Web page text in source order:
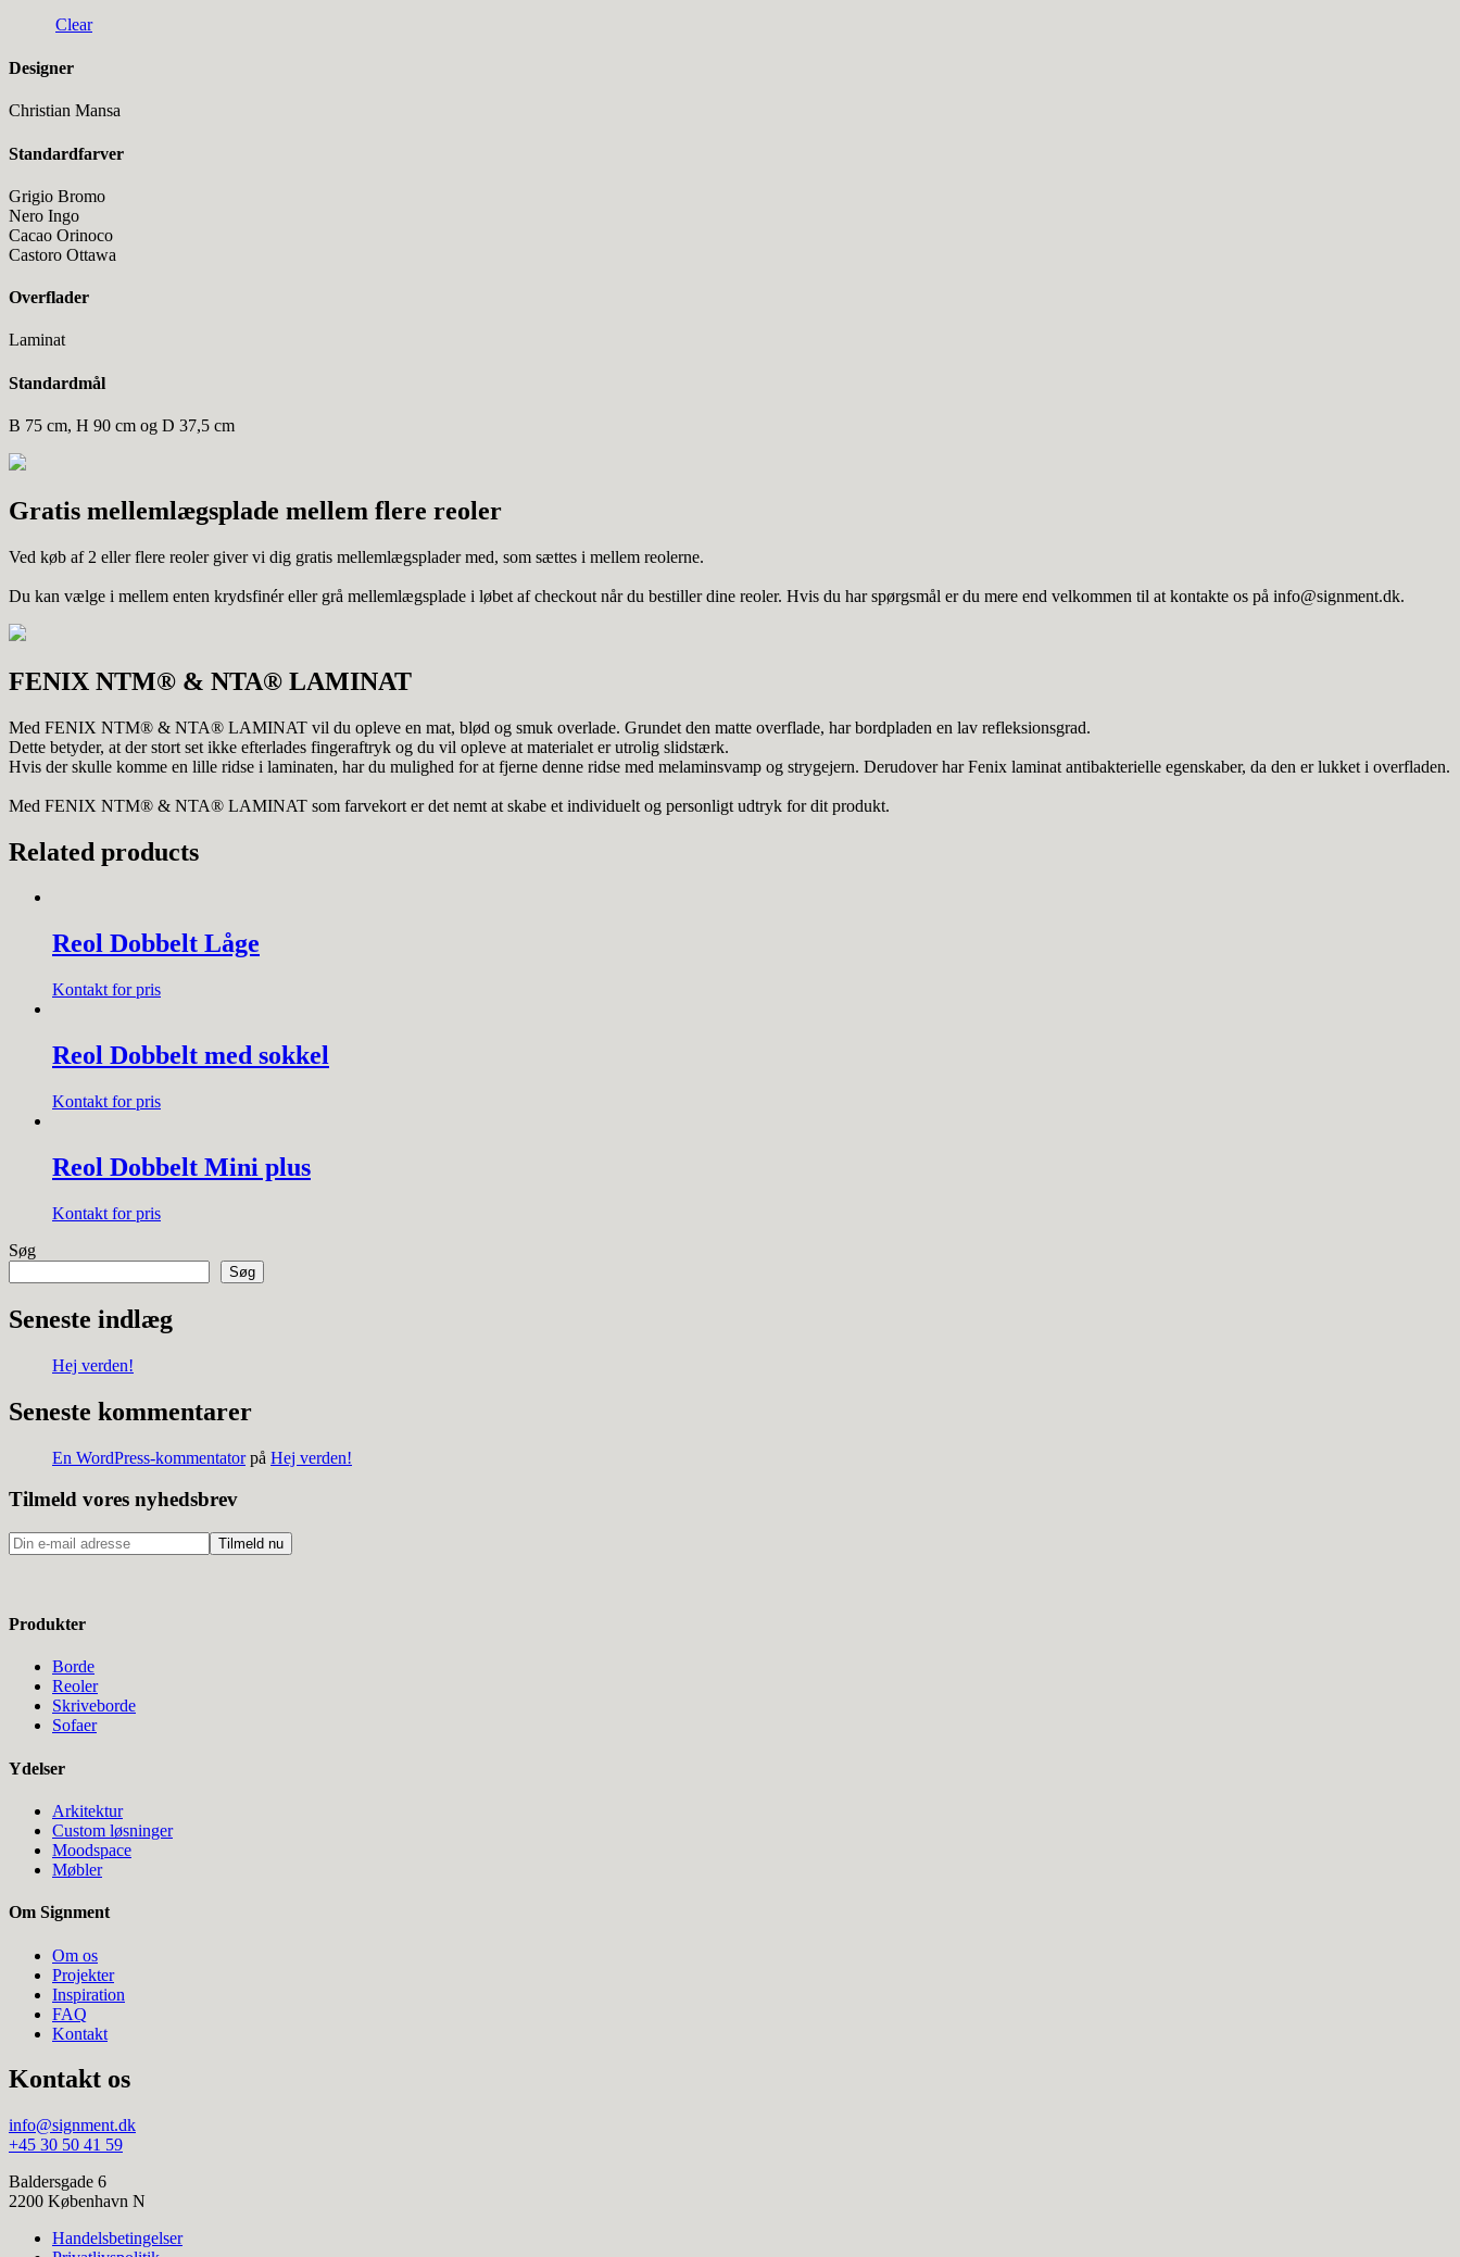
Clear
Designer
Christian Mansa
Standardfarver
Grigio Bromo
Nero Ingo
Cacao Orinoco
Castoro Ottawa
Overflader
Laminat
Standardmål
B 75 cm, H 90 cm og D 37,5 cm
Gratis mellemlægsplade mellem flere reoler
Ved køb af 2 eller flere reoler giver vi dig gratis mellemlægsplader med, som sættes i mellem reolerne.
Du kan vælge i mellem enten krydsfinér eller grå mellemlægsplade i løbet af checkout når du bestiller dine reoler. Hvis du har spørgsmål er du mere end velkommen til at kontakte os på info@signment.dk.
FENIX NTM® & NTA® LAMINAT
Med FENIX NTM® & NTA® LAMINAT vil du opleve en mat, blød og smuk overlade. Grundet den matte overflade, har bordpladen en lav refleksionsgrad.
Dette betyder, at der stort set ikke efterlades fingeraftryk og du vil opleve at materialet er utrolig slidstærk.
Hvis der skulle komme en lille ridse i laminaten, har du mulighed for at fjerne denne ridse med melaminsvamp og strygejern. Derudover har Fenix laminat antibakterielle egenskaber, da den er lukket i overfladen.
Med FENIX NTM® & NTA® LAMINAT som farvekort er det nemt at skabe et individuelt og personligt udtryk for dit produkt.
Related products
Reol Dobbelt Låge
Kontakt for pris
Reol Dobbelt med sokkel
Kontakt for pris
Reol Dobbelt Mini plus
Kontakt for pris
Søg
Søg
Seneste indlæg
Hej verden!
Seneste kommentarer
En WordPress-kommentatorpå Hej verden!
Tilmeld vores nyhedsbrev
Produkter
Borde
Reoler
Skriveborde
Sofaer
Ydelser
Arkitektur
Custom løsninger
Moodspace
Møbler
Om Signment
Om os
Projekter
Inspiration
FAQ
Kontakt
Kontakt os
info@signment.dk
+45 30 50 41 59
Baldersgade 6
2200 København N
Handelsbetingelser